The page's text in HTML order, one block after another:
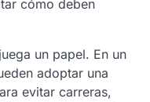
cómo deben
un papel. En un
adoptar una
evitar carreras,